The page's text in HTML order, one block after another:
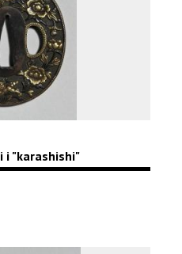
i "karashishi"